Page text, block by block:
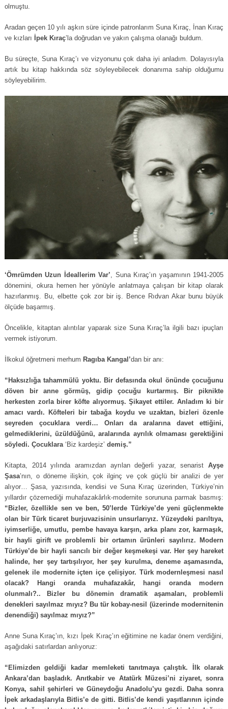
olmuştu.
Aradan geçen 10 yılı aşkın süre içinde patronlarım Suna Kıraç, İnan Kıraç
ve kızları
İpek Kıraç’la doğrudan ve yakın çalışma olanağı buldum.
Bu süreçte, Suna Kıraç’ı ve vizyonunu çok daha iyi anladım. Dolayısıyla
artık bu kitap hakkında söz söyleyebilecek donanıma sahip olduğumu
söyleyebilirim.
‘Ömrümden Uzun İdeallerim Var’, Suna Kıraç’ın yaşamının 1941-2005
dönemini, okura hemen her yönüyle anlatmaya çalışan bir kitap olarak
hazırlanmış. Bu, elbette çok zor bir iş. Bence Rıdvan Akar bunu büyük
ölçüde başarmış.
Öncelikle, kitaptan alıntılar yaparak size Suna Kıraç’la ilgili bazı ipuçları
vermek istiyorum.
İlkokul öğretmeni merhum Ragıba Kangal’dan bir anı:
“Haksızlığa tahammülü yoktu. Bir defasında okul önünde çocuğunu
döven bir anne görmüş, gidip çocuğu kurtarmış. Bir piknikte
herkesten zorla birer köfte alıyormuş. Şikayet ettiler. Anladım ki bir
amacı vardı. Köfteleri bir tabağa koydu ve uzaktan, bizleri özenle
seyreden çocuklara verdi… Onları da aralarına davet ettiğini,
gelmediklerini, üzüldüğünü, aralarında ayrılık olmaması gerektiğini
söyledi. Çocuklara‘Biz kardeşiz’ demiş.”
Kitapta, 2014 yılında aramızdan ayrılan değerli yazar, senaristAyşe
Şasa’nın, o döneme ilişkin, çok ilginç ve çok güçlü bir analizi de yer
alıyor… Şasa, yazısında, kendisi ve Suna Kıraç üzerinden, Türkiye’nin
yıllardır çözemediği muhafazakârlık-modernite sorununa parmak basmış:
“Bizler, özellikle sen ve ben, 50’lerde Türkiye’de yeni güçlenmekte
olan bir Türk ticaret burjuvazisinin unsurlarıyız. Yüzeydeki parıltıya,
iyimserliğe, umutlu, pembe havaya karşın, arka planı zor, karmaşık,
bir hayli girift ve problemli bir ortamın ürünleri sayılırız. Modern
Türkiye’de bir hayli sancılı bir değer keşmekeşi var. Her şey hareket
halinde, her şey tartışılıyor, her şey kurulma, deneme aşamasında,
gelenek ile modernite içten içe çelişiyor. Türk modernleşmesi nasıl
olacak? Hangi oranda muhafazakâr, hangi oranda modern
olunmalı?.. Bizler bu dönemin dramatik aşamaları, problemli
denekleri sayılmaz mıyız? Bu tür kobay-nesil (üzerinde modernitenin
denendiği) sayılmaz mıyız?”
Anne Suna Kıraç’ın, kızı İpek Kıraç’ın eğitimine ne kadar önem verdiğini,
aşağıdaki satırlardan anlıyoruz:
“Elimizden geldiği kadar memleketi tanıtmaya çalıştık. İlk olarak
Ankara’dan başladık. Anıtkabir ve Atatürk Müzesi’ni ziyaret, sonra
Konya, sahil şehirleri ve Güneydoğu Anadolu’yu gezdi. Daha sonra
İpek arkadaşlarıyla Bitlis’e de gitti. Bitlis’de kendi yaşıtlarının içinde